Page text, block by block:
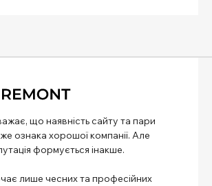
що наявність сайту та пари
ознака хорошої компанії. Але
формується інакше.
лише чесних та професійних